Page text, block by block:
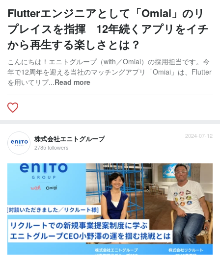
Flutterエンジニアとして「Omiai」のリ
プレイスを指揮 12年続くアプリをイチ
から再生する楽しさとは？
こんにちは！エニトグループ（with／Omiai）の採用担当です。今
年で12周年を迎える当社のマッチングアプリ「Omiai」は、Flutter
を用いてリプ...Read more
株式会社エニトグループ
2785 followers
2024-07-12